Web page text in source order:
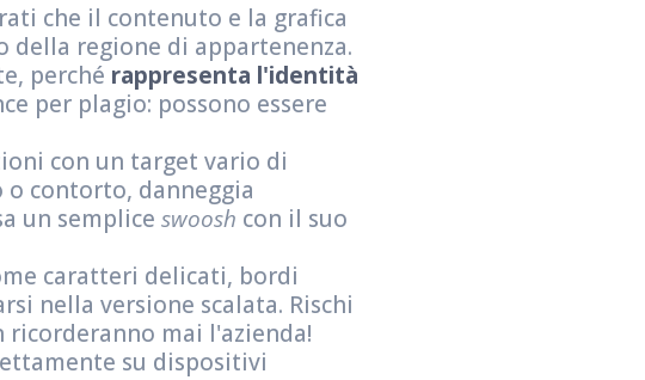
che il contenuto e la grafica
della regione di appartenenza.
perché rappresenta l'identità
per plagio: possono essere
con un target vario di
contorto, danneggia
un semplice swoosh con il suo
caratteri delicati, bordi
nella versione scalata. Rischi
mai l'azienda!
su dispositivi